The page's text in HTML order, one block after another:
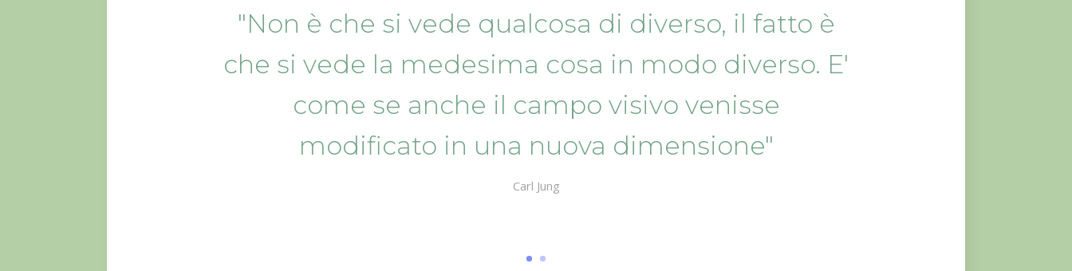
"Non è che si vede qualcosa di diverso, il fatto è
che si vede la medesima cosa in modo diverso. E'
come se anche il campo visivo venisse
modificato in una nuova dimensione"
Carl Jung